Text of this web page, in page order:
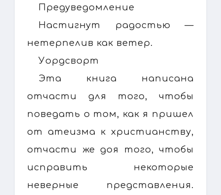
Предуведомление
Настигнут радостью —
нетерпелив как ветер.
Уордсворт
Эта книга написана
отчасти для того, чтобы
поведать о том, как я пришел
от атеизма к христианству,
отчасти же доя того, чтобы
исправить некоторые
неверные представления.